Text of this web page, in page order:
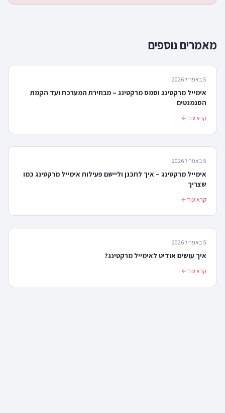
מאמרים נוספים
5 באפריל 2026
אימייל מרקטינג וסמס מרקטינג – מבחירת המערכת ועד הקמת
הסגמנטים
קרא עוד
5 באפריל 2026
אימייל מרקטינג – איך לתכנן וליישם פעילות אימייל מרקטינג כמו
שצריך
קרא עוד
5 באפריל 2026
איך עושים אודיט לאימייל מרקטינג?
קרא עוד